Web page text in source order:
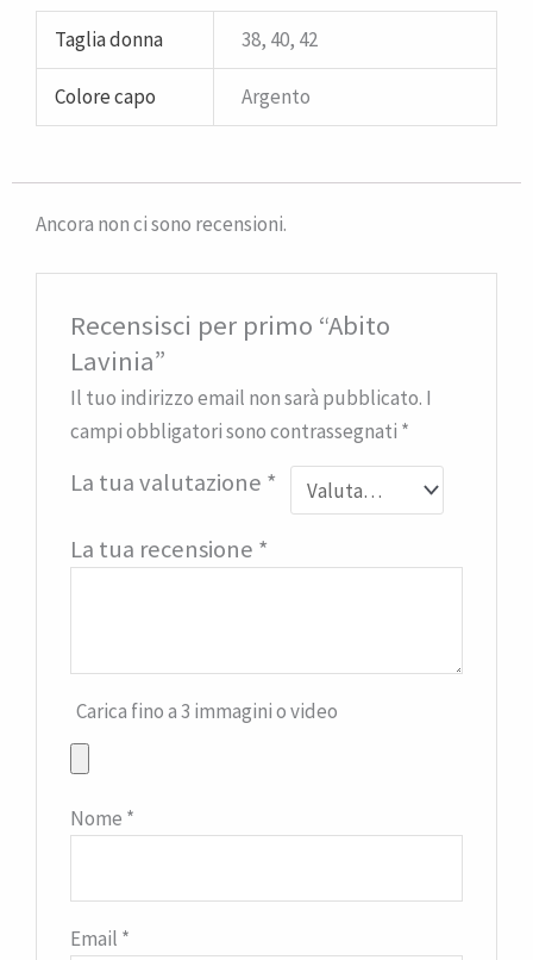
Taglia donna 38, 40, 42
Colore capo Argento
Ancora non ci sono recensioni.
Recensisci per primo “Abito
Lavinia”
Il tuo indirizzo email non sarà pubblicato. I
campi obbligatori sono contrassegnati *
La tua valutazione *
La tua recensione *
Carica fino a 3 immagini o video
Nome *
Email *